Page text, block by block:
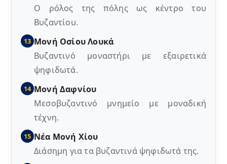
Ο ρόλος της πόλης ως κέντρο του
Βυζαντίου.
13 Μονή Οσίου Λουκά
Βυζαντινό μοναστήρι με εξαιρετικά
ψηφιδωτά.
14 Μονή Δαφνίου
Μεσοβυζαντινό μνημείο με μοναδική
τέχνη.
15 Νέα Μονή Χίου
Διάσημη για τα βυζαντινά ψηφιδωτά της.